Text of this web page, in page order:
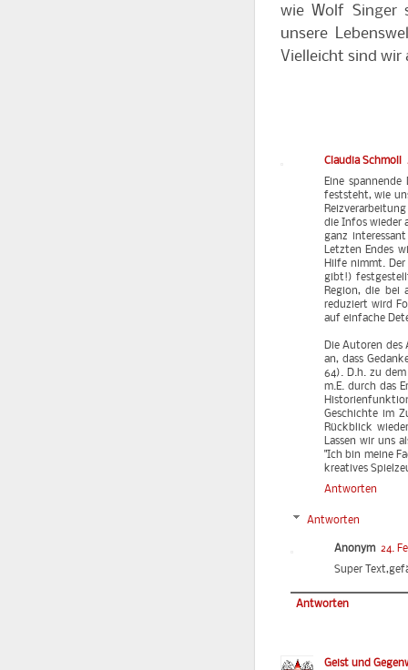
wie Wolf Singer
unsere
Vielleicht sind wir
Claudia Schmoll
Eine
feststeht, wie
die Infos wieder
ganz
Letzten Endes
Hilfe nimmt.
gibt!)
Region, die bei
reduziert wird
auf einfache
Die Autoren des
an, dass
64). D.h. zu
m.E. durch das
Geschichte im
Rückblick
Lassen wir uns
"Ich bin meine
kreatives
Antworten
Antworten
Anonym 24.
Super
Antworten
Geist und